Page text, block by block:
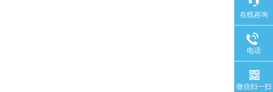
在线咨询
电话
微信扫一扫